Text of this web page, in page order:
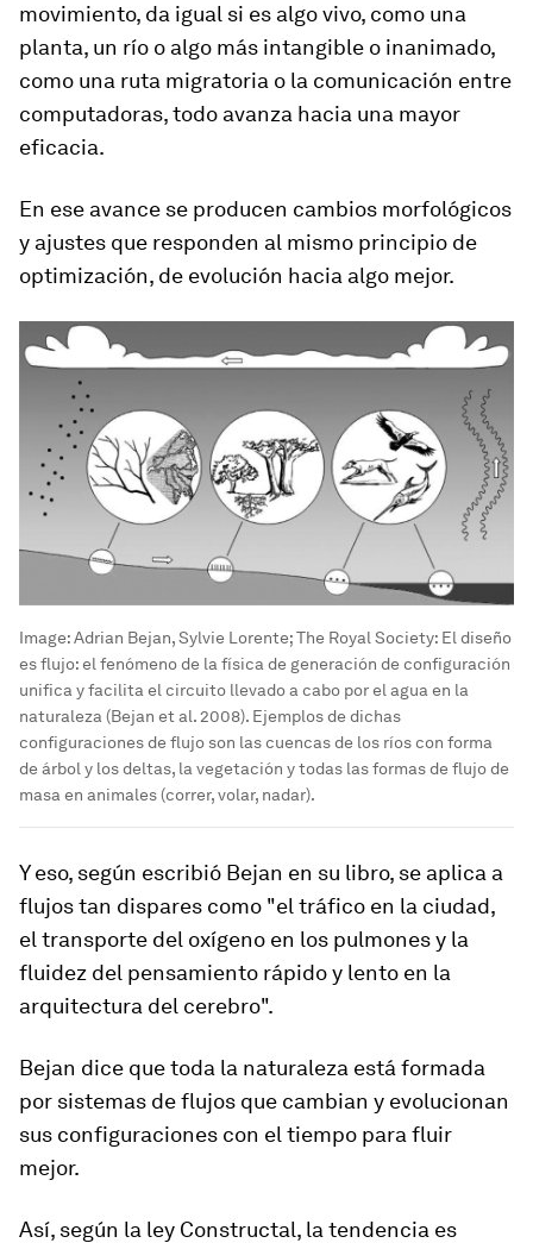
movimiento, da igual si es algo vivo, como una
planta, un río o algo más intangible o inanimado,
como una ruta migratoria o la comunicación entre
computadoras, todo avanza hacia una mayor
eficacia.
En ese avance se producen cambios morfológicos
y ajustes que responden al mismo principio de
optimización, de evolución hacia algo mejor.
Image:Adrian Bejan, Sylvie Lorente; The Royal Society: El diseño
es flujo: el fenómeno de la física de generación de configuración
unifica y facilita el circuito llevado a cabo por el agua en la
naturaleza (Bejan et al. 2008). Ejemplos de dichas
configuraciones de flujo son las cuencas de los ríos con forma
de árbol y los deltas, la vegetación y todas las formas de flujo de
masa en animales (correr, volar, nadar).
Y eso, según escribió Bejan en su libro, se aplica a
flujos tan dispares como "el tráfico en la ciudad,
el transporte del oxígeno en los pulmones y la
fluidez del pensamiento rápido y lento en la
arquitectura del cerebro".
Bejan dice que toda la naturaleza está formada
por sistemas de flujos que cambian y evolucionan
sus configuraciones con el tiempo para fluir
mejor.
Así, según la ley Constructal, la tendencia es